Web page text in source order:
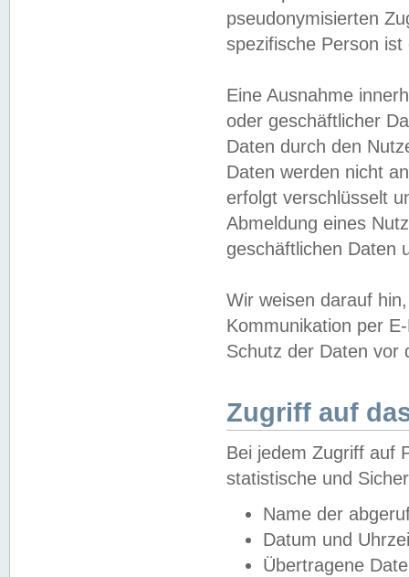
pseudonymisierten
spezifische Person
Eine Ausnahme
oder geschäftlicher
Daten durch den
Daten werden nicht
erfolgt verschlüsselt
Abmeldung eines
geschäftlichen Daten
Wir weisen darauf
Kommunikation per
Schutz der Daten vor
Zugriff auf
Bei jedem Zugriff auf
statistische und
Name der
Datum und
Übertragene